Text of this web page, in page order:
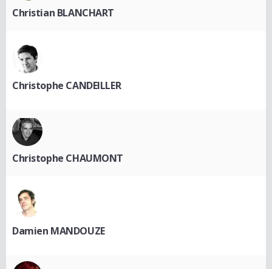
Christian BLANCHART
Christophe CANDEILLER
Christophe CHAUMONT
Damien MANDOUZE